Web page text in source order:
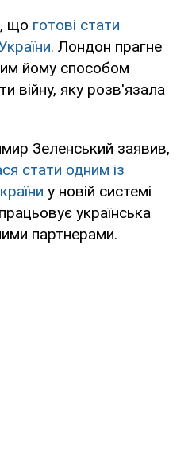
що готові стати
Лондон прагне
йому способом
війну, яку розв'язала
Зеленський заявив,
стати одним із
у новій системі
українська
партнерами.